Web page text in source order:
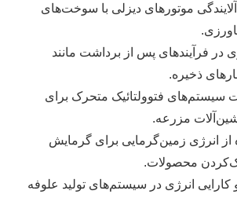
موتورهای دیزلی با سوخت‌های
در فرآیندهای پس از برداشت مانند
ذخیره.
فتوولتائیک متحرک برای
مزرعه.
از انرژی زمین‌گرمایی برای گرمایش
محصولات.
کارایی انرژی در سیستم‌های تولید علوفه